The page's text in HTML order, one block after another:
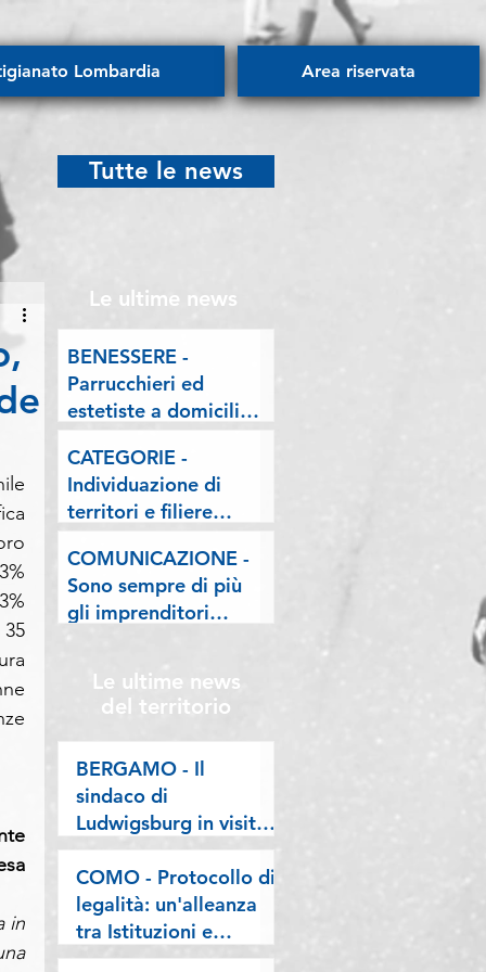
Lombardia Area riservata
in
Tutte le news
Le ultime news
BENESSERE -
Parrucchieri ed
estetiste a domicilio.
Esposto delle
Associazioni artigiane
lombarde: "Le regole
valgano per tutti"
CATEGORIE -
Individuazione di
territori e filiere
pilota nell'ambito del
"Programma V.E.R.A.
– Ecodesign etico e
valorizzazione delle
COMUNICAZIONE -
Sono sempre di più
gli imprenditori
Lombardia, la nostra
riflessione sulla
stampa
Le ultime news
del territorio
BERGAMO - Il
sindaco di
Ludwigsburg in visita
a Confartigianato
Bergamo: si rafforza
una collaborazione
lunga oltre vent’anni
COMO - Protocollo di
legalità: un'alleanza
tra Istituzioni e
imprese per difendere